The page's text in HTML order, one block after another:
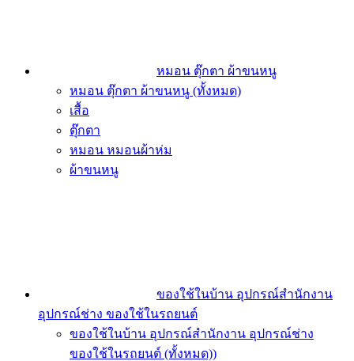
หมอน ตุ๊กตา ผ้าขนหนู
หมอน ตุ๊กตา ผ้าขนหนู (ทั้งหมด)
เสื้อ
ตุ๊กตา
หมอน หมอนผ้าห่ม
ผ้าขนหนู
ของใช้ในบ้าน อุปกรณ์สำนักงาน
อุปกรณ์ช่าง ของใช้ในรถยนต์
ของใช้ในบ้าน อุปกรณ์สำนักงาน อุปกรณ์ช่าง
ของใช้ในรถยนต์ (ทั้งหมด))